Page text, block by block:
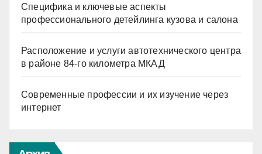
Специфика и ключевые аспекты
профессионального детейлинга кузова и салона
Расположение и услуги автотехнического центра
в районе 84-го километра МКАД
Современные профессии и их изучение через
интернет